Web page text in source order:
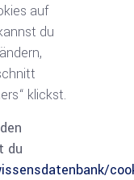
auf
du
klickst.
du